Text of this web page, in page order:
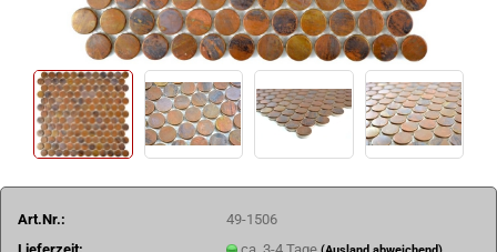
Art.Nr.:
49-1506
Lieferzeit:
ca. 3-4 Tage